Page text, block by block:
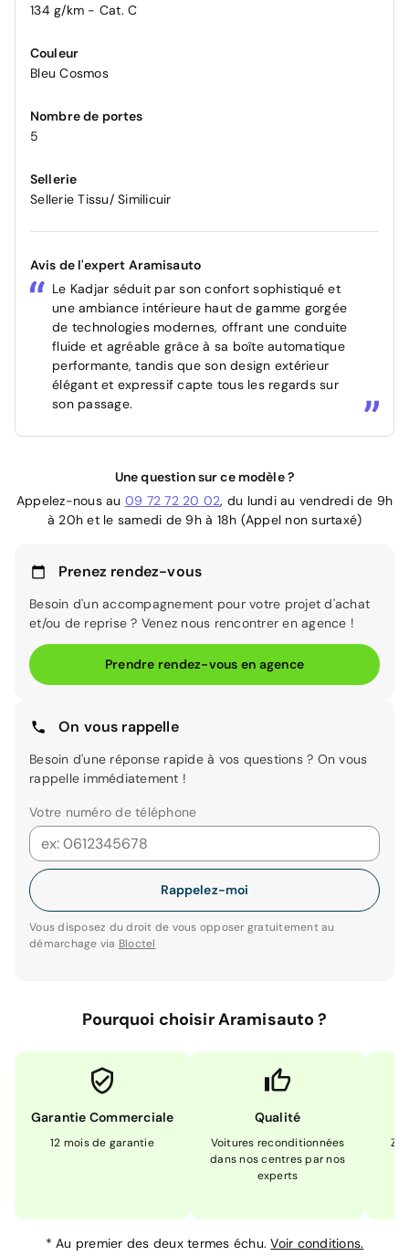
134 g/km - Cat. C
Couleur
Bleu Cosmos
Nombre de portes
5
Sellerie
Sellerie Tissu/ Similicuir
Avis de l'expert Aramisauto
Le Kadjar séduit par son confort sophistiqué et
une ambiance intérieure haut de gamme gorgée
de technologies modernes, offrant une conduite
fluide et agréable grâce à sa boîte automatique
performante, tandis que son design extérieur
élégant et expressif capte tous les regards sur
son passage.
Une question sur ce modèle ?
Appelez-nous au 09 72 72 20 02, du lundi au vendredi de 9h
à 20h et le samedi de 9h à 18h (Appel non surtaxé)
Prenez rendez-vous
Besoin d'un accompagnement pour votre projet d'achat
et/ou de reprise ? Venez nous rencontrer en agence !
Prendre rendez-vous en agence
On vous rappelle
Besoin d'une réponse rapide à vos questions ? On vous
rappelle immédiatement !
Votre numéro de téléphone
Rappelez-moi
Vous disposez du droit de vous opposer gratuitement au
démarchage via Bloctel
Pourquoi choisir Aramisauto ?
Garantie Commerciale
12 mois de garantie
Qualité
Voitures reconditionnées
dans nos centres par nos
experts
*Au premier des deux termes échu.Voir conditions.